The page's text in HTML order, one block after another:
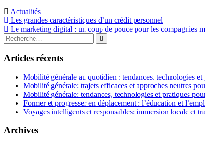
Actualités
Navigation
de
l’article
Les grandes caractéristiques d’un crédit personnel
Le marketing digital : un coup de pouce pour les compagnies
Rechercher
:
Rechercher
Articles récents
Mobilité générale au quotidien : tendances, technologies
Mobilité générale: trajets efficaces et approches neutres
Mobilité générale: tendances, technologies et pratiques
Former et progresser en déplacement : l’éducation et
Voyages intelligents et responsables: immersion locale et
Archives